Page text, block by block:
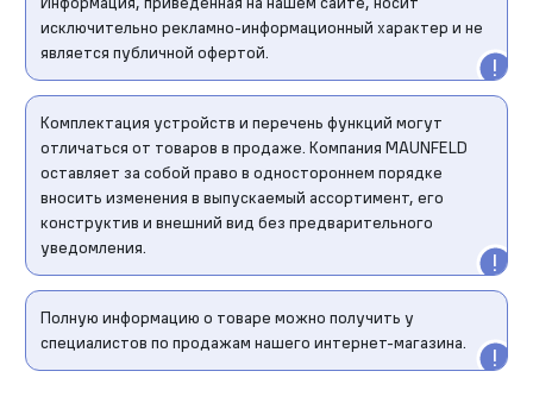
исключительно рекламно-информационный характер и не
является публичной офертой.
Комплектация устройств и перечень функций могут
отличаться от товаров в продаже. Компания MAUNFELD
оставляет за собой право в одностороннем порядке
вносить изменения в выпускаемый ассортимент, его
конструктив и внешний вид без предварительного
уведомления.
Полную информацию о товаре можно получить у
специалистов по продажам нашего интернет-магазина.